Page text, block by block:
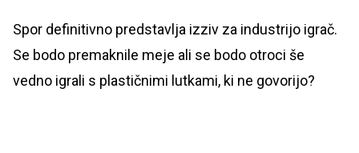
Spor definitivno predstavlja izziv za industrijo igrač.
Se bodo premaknile meje ali se bodo otroci še
vedno igrali s plastičnimi lutkami, ki ne govorijo?